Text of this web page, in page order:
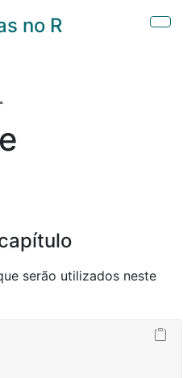
no R
serão utilizados neste